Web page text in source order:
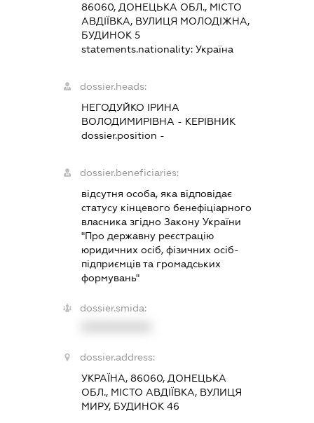
86060, ДОНЕЦЬКА ОБЛ., МІСТО
АВДІЇВКА, ВУЛИЦЯ МОЛОДІЖНА,
БУДИНОК 5
statements.nationality:Україна
dossier.heads:
НЕГОДУЙКО ІРИНА
ВОЛОДИМИРІВНА - КЕРІВНИК
dossier.position -
dossier.beneficiaries:
відсутня особа, яка відповідає
статусу кінцевого бенефіціарного
власника згідно Закону України
"Про державну реєстрацію
юридичних осіб, фізичних осіб-
підприємців та громадських
формувань"
dossier.smida:
dossier.address:
УКРАЇНА, 86060, ДОНЕЦЬКА
ОБЛ., МІСТО АВДІЇВКА, ВУЛИЦЯ
МИРУ, БУДИНОК 46